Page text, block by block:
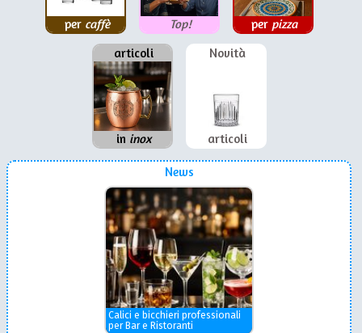
per caffè Top! per pizza
articoli
in inox
Novità
articoli
News
Calici e bicchieri professionali
per Bar e Ristoranti